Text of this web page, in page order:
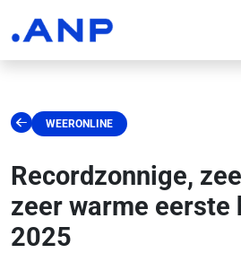
WEERONLINE
Recordzonnige,
zeer warme eerste
2025